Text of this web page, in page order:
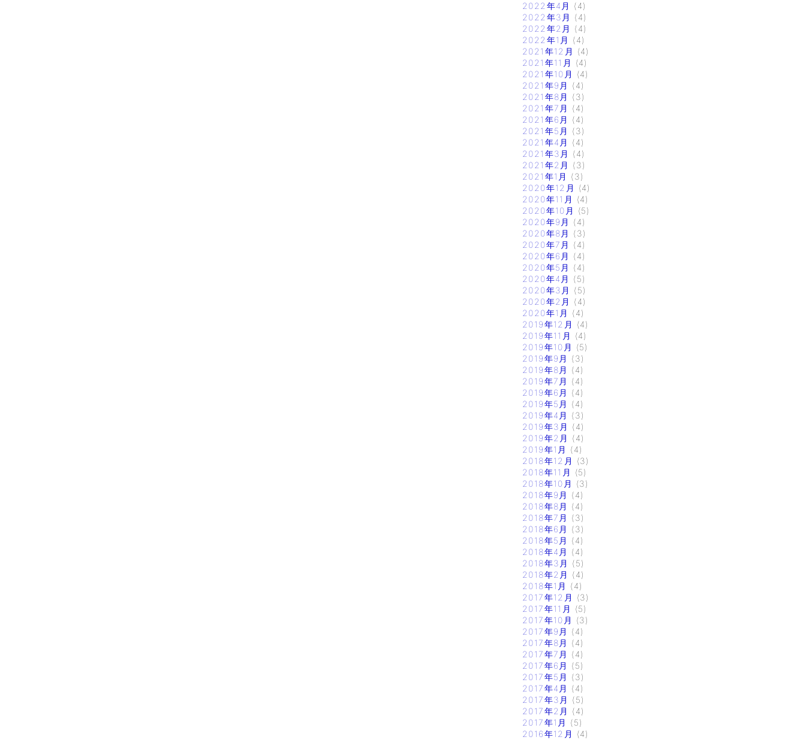
2022年4月
(4)
2022年3月
(4)
2022年2月
(4)
2022年1月
(4)
2021年12月
(4)
2021年11月
(4)
2021年10月
(4)
2021年9月
(4)
2021年8月
(3)
2021年7月
(4)
2021年6月
(4)
2021年5月
(3)
2021年4月
(4)
2021年3月
(4)
2021年2月
(3)
2021年1月
(3)
2020年12月
(4)
2020年11月
(4)
2020年10月
(5)
2020年9月
(4)
2020年8月
(3)
2020年7月
(4)
2020年6月
(4)
2020年5月
(4)
2020年4月
(5)
2020年3月
(5)
2020年2月
(4)
2020年1月
(4)
2019年12月
(4)
2019年11月
(4)
2019年10月
(5)
2019年9月
(3)
2019年8月
(4)
2019年7月
(4)
2019年6月
(4)
2019年5月
(4)
2019年4月
(3)
2019年3月
(4)
2019年2月
(4)
2019年1月
(4)
2018年12月
(3)
2018年11月
(5)
2018年10月
(3)
2018年9月
(4)
2018年8月
(4)
2018年7月
(3)
2018年6月
(3)
2018年5月
(4)
2018年4月
(4)
2018年3月
(5)
2018年2月
(4)
2018年1月
(4)
2017年12月
(3)
2017年11月
(5)
2017年10月
(3)
2017年9月
(4)
2017年8月
(4)
2017年7月
(4)
2017年6月
(5)
2017年5月
(3)
2017年4月
(4)
2017年3月
(5)
2017年2月
(4)
2017年1月
(5)
2016年12月
(4)